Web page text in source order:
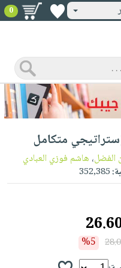
0
متكامل
الفضل، هاشم فوزي العبادي
352,385
%5